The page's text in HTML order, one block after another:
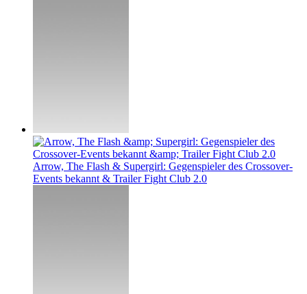
Arrow, The Flash & Supergirl: Gegenspieler des Crossover-
Events bekannt & Trailer Fight Club 2.0